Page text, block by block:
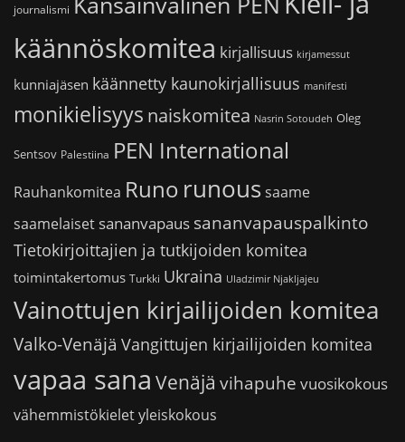
journalismi
käännöskomitea kirjallisuus kirjamessut
kunniajäsen käännetty kaunokirjallisuus manifesti
monikielisyys naiskomitea Nasrin Sotoudeh Oleg
Sentsov Palestiina PEN International
Rauhankomitea Runo runoussaame
saamelaiset sananvapaus sananvapauspalkinto
Tietokirjoittajien ja tutkijoiden komitea
toimintakertomus Turkki Ukraina Uladzimir Njakljajeu
Vainottujen kirjailijoiden komitea
Valko-Venäjä Vangittujen kirjailijoiden komitea
vapaa sana Venäjä vihapuhe vuosikokous
vähemmistökieletyleiskokous